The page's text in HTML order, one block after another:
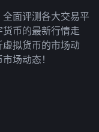
面评测各大交易平
币的最新行情走
拟货币的市场动
场动态！